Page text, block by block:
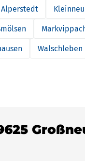
Alperstedt
Walschleben